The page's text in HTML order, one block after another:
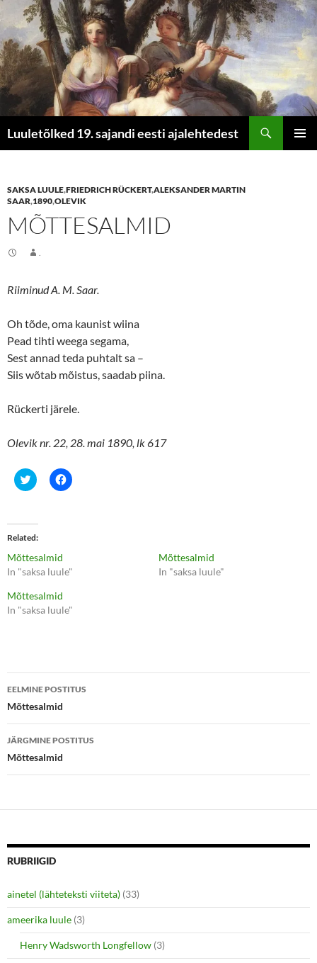
Luuletõlked 19. sajandi eesti ajalehtedest
SAKSA LUULE,FRIEDRICH RÜCKERT,ALEKSANDER MARTIN
SAAR,1890,OLEVIK
MÕTTESALMID
Riiminud A. M. Saar.
Oh tõde, oma kaunist wiina
Pead tihti weega segama,
Sest annad teda puhtalt sa –
Siis wõtab mõistus, saadab piina.
Rückerti järele.
Olevik nr. 22, 28. mai 1890, lk 617
C
l
t
o
s
a
r
e
n
T
w
(
p
n
i
n
n
e
w
w
o
C
l
r
e
F
a
k
O
s
i
n
w
d
Related
Mõttesalmid
In "saksa luule"
Mõttesalmid
In "saksa luule"
Mõttesalmid
In "saksa luule"
Postituste
töölaud
EELMINE POSTITUS
Mõttesalmid
JÄRGMINE POSTITUS
Mõttesalmid
RUBRIIGID
ainetel (lähteteksti viiteta) (33)
ameerika luule (3)
Henry Wadsworth Longfellow (3)